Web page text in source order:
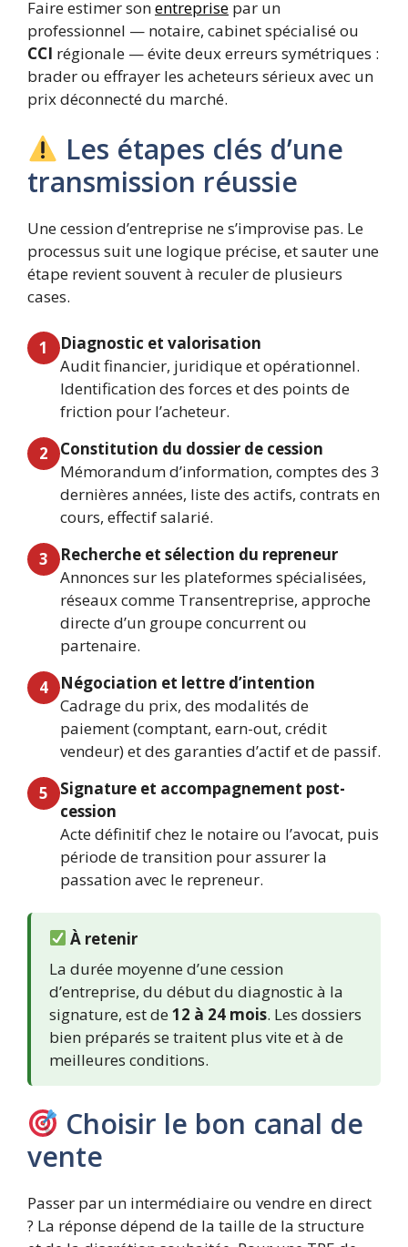
Faire estimer sonentreprise par un
professionnel — notaire, cabinet spécialisé ou
CCI régionale — évite deux erreurs symétriques :
brader ou effrayer les acheteurs sérieux avec un
prix déconnecté du marché.
Les étapes clés d’une
transmission réussie
Une cession d’entreprise ne s’improvise pas. Le
processus suit une logique précise, et sauter une
étape revient souvent à reculer de plusieurs
cases.
1
Diagnostic et valorisation
Audit financier, juridique et opérationnel.
Identification des forces et des points de
friction pour l’acheteur.
2
Constitution du dossier de cession
Mémorandum d’information, comptes des 3
dernières années, liste des actifs, contrats en
cours, effectif salarié.
3
Recherche et sélection du repreneur
Annonces sur les plateformes spécialisées,
réseaux comme Transentreprise, approche
directe d’un groupe concurrent ou
partenaire.
4
Négociation et lettre d’intention
Cadrage du prix, des modalités de
paiement (comptant, earn-out, crédit
vendeur) et des garanties d’actif et de passif.
5
Signature et accompagnement post-
cession
Acte définitif chez le notaire ou l’avocat, puis
période de transition pour assurer la
passation avec le repreneur.
À retenir
La durée moyenne d’une cession
d’entreprise, du début du diagnostic à la
signature, est de 12 à 24 mois. Les dossiers
bien préparés se traitent plus vite et à de
meilleures conditions.
Choisir le bon canal de
vente
Passer par un intermédiaire ou vendre en direct
? La réponse dépend de la taille de la structure